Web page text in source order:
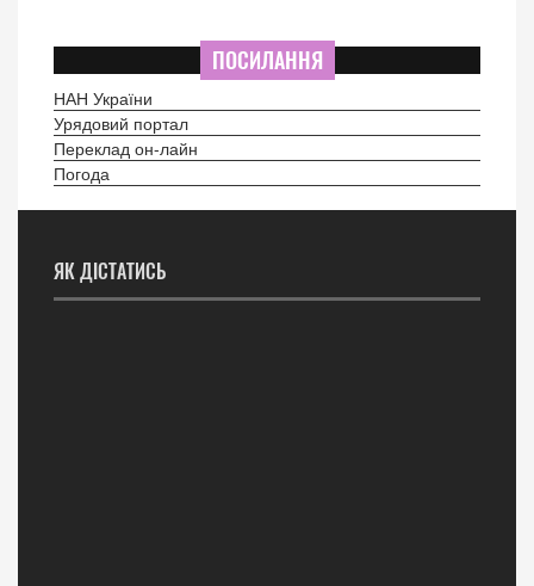
ПОСИЛАННЯ
НАН України
Урядовий портал
Переклад он-лайн
Погода
ЯК ДІСТАТИСЬ